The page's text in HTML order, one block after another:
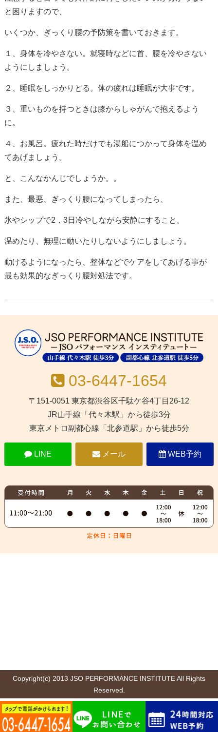
と困りますので、
いくつか、ぎっくり腰の予防策を書いておきます。
１、身体を冷やさない。就寝時などに首、腰を冷やさない
ようにしましょう。
２、睡眠をしっかりとる。体の疲れは睡眠が大事です。
３、重いものを持つときは膝からしゃがんで抱えるよう
に。
４、お風呂。疲れた時だけでも湯船につかって身体を温め
てあげましょう。
と、こんなかんじでしょうか。。
また、最悪、ぎっくり腰になってしまったら、
氷やシップで2，3日冷やしながら安静にすること。
温めたり、無理に動いたりしないようにしましょう。
動けるようになったら、整体などでケアをしてあげる事が
最も効果的なぎっくり腰対処法です。
03-6447-1654
〒151-0051 東京都渋谷区千駄ケ谷4丁目26-12
JR山手線「代々木駅」から徒歩3分
東京メトロ副都心線「北参道駅」から徒歩5分
LINE メール WEB予約
Copyright(c) 2013 JSO PERFORMANCE INSTITUTE All Rights
Reserved.